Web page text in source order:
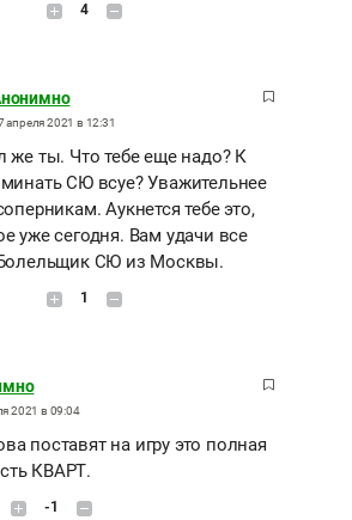
4
апреля 2021 в 12:31
же ты. Что тебе еще надо? К
СЮ всуе? Уважительнее
Аукнется тебе это,
уже сегодня. Вам удачи все
СЮ из Москвы.
1
2021 в 09:04
поставят на игру это полная
КВАРТ.
-1